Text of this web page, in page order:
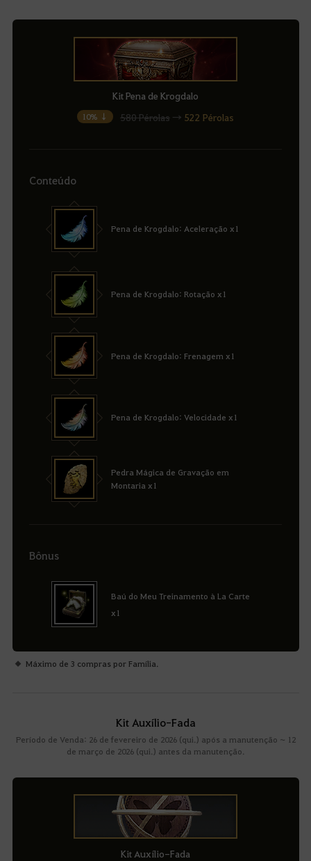
Kit Pena de Krogdalo
10% ↓ 580 Pérolas→ 522 Pérolas
Conteúdo
Pena de Krogdalo: Aceleração x1
Pena de Krogdalo: Rotação x1
Pena de Krogdalo: Frenagem x1
Pena de Krogdalo: Velocidade x1
Pedra Mágica de Gravação em
Montaria x1
Bônus
Baú do Meu Treinamento à La Carte
x1
Máximo de 3 compras por Família.
Kit Auxílio-Fada
Período de Venda: 26 de fevereiro de 2026 (qui.) após a manutenção ~ 12
de março de 2026 (qui.) antes da manutenção.
Kit Auxílio-Fada